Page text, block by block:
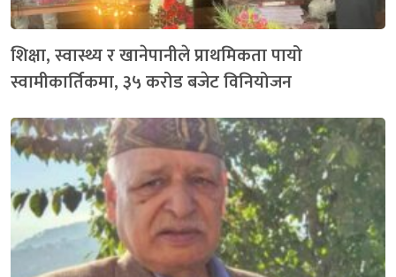
शिक्षा, स्वास्थ्य र खानेपानीले प्राथमिकता पायो
स्वामीकार्तिकमा, ३५ करोड बजेट विनियोजन